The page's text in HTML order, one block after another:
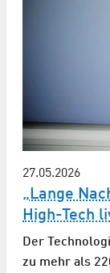
27.05.2026
„Lange
High-Tech
Der
zu mehr als